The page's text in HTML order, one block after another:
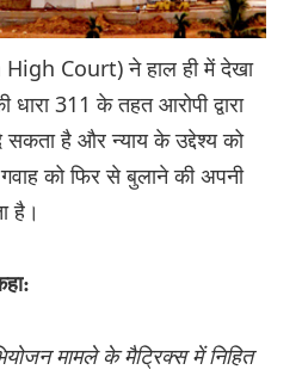
High Court) ने हाल ही में देखा
धारा 311 के तहत आरोपी द्वारा
है और न्याय के उद्देश्य को
को फिर से बुलाने की अपनी
है।
मामले के मैट्रिक्स में निहित